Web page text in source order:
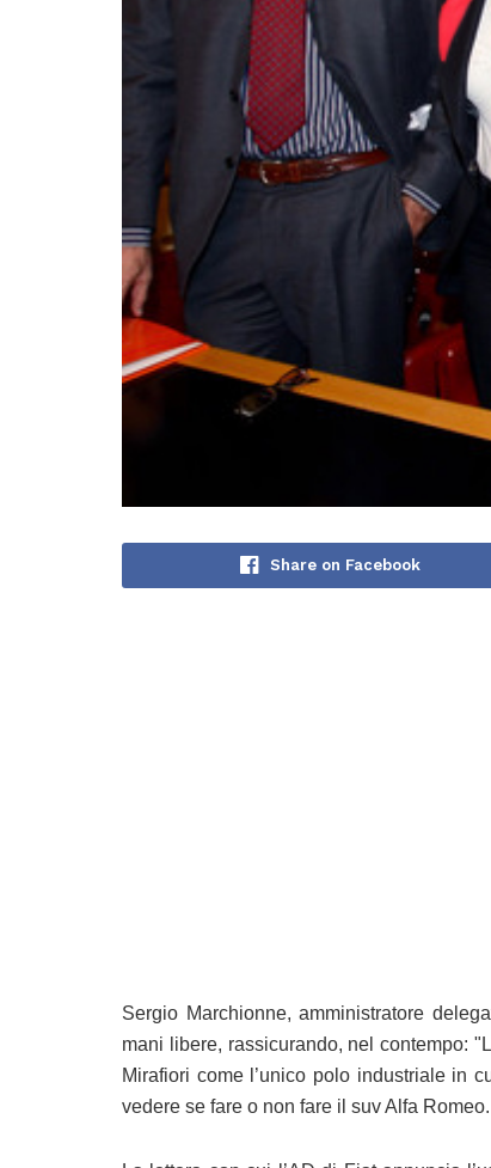
Share on Facebook
Sergio Marchionne, amministratore
mani libere, rassicurando, nel contempo:
Mirafiori come l’unico polo industriale in
vedere se fare o non fare il suv Alfa